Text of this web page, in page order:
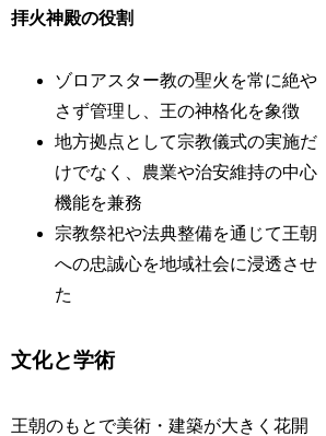
拝火神殿の役割
ゾロアスター教の聖火を常に絶や
さず管理し、王の神格化を象徴
地方拠点として宗教儀式の実施だ
けでなく、農業や治安維持の中心
機能を兼務
宗教祭祀や法典整備を通じて王朝
への忠誠心を地域社会に浸透させ
た
文化と学術
王朝のもとで美術・建築が大きく花開